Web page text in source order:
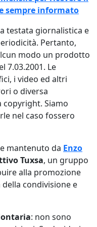
sempre informato
testata giornalistica e
Pertanto,
modo un prodotto
7.03.2001. Le
i video ed altri
o diversa
copyright. Siamo
nel caso fossero
mantenuto da Enzo
Tuxsa, un gruppo
alla promozione
condivisione e
: non sono